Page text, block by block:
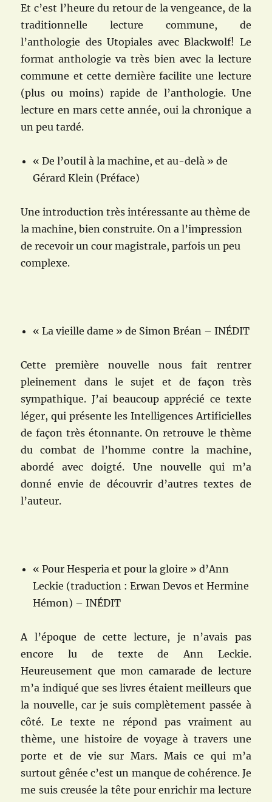
Et c’est l’heure du retour de la vengeance, de la
traditionnelle lecture commune, de
l’anthologie des Utopiales avec Blackwolf! Le
format anthologie va très bien avec la lecture
commune et cette dernière facilite une lecture
(plus ou moins) rapide de l’anthologie. Une
lecture en mars cette année, oui la chronique a
un peu tardé.
« De l’outil à la machine, et au-delà » de
Gérard Klein (Préface)
Une introduction très intéressante au thème de
la machine, bien construite. On a l’impression
de recevoir un cour magistrale, parfois un peu
complexe.
« La vieille dame » de Simon Bréan – INÉDIT
Cette première nouvelle nous fait rentrer
pleinement dans le sujet et de façon très
sympathique. J’ai beaucoup apprécié ce texte
léger, qui présente les Intelligences Artificielles
de façon très étonnante. On retrouve le thème
du combat de l’homme contre la machine,
abordé avec doigté. Une nouvelle qui m’a
donné envie de découvrir d’autres textes de
l’auteur.
« Pour Hesperia et pour la gloire » d’Ann
Leckie (traduction : Erwan Devos et Hermine
Hémon) – INÉDIT
A l’époque de cette lecture, je n’avais pas
encore lu de texte de Ann Leckie.
Heureusement que mon camarade de lecture
m’a indiqué que ses livres étaient meilleurs que
la nouvelle, car je suis complètement passée à
côté. Le texte ne répond pas vraiment au
thème, une histoire de voyage à travers une
porte et de vie sur Mars. Mais ce qui m’a
surtout gênée c’est un manque de cohérence. Je
me suis creusée la tête pour enrichir ma lecture